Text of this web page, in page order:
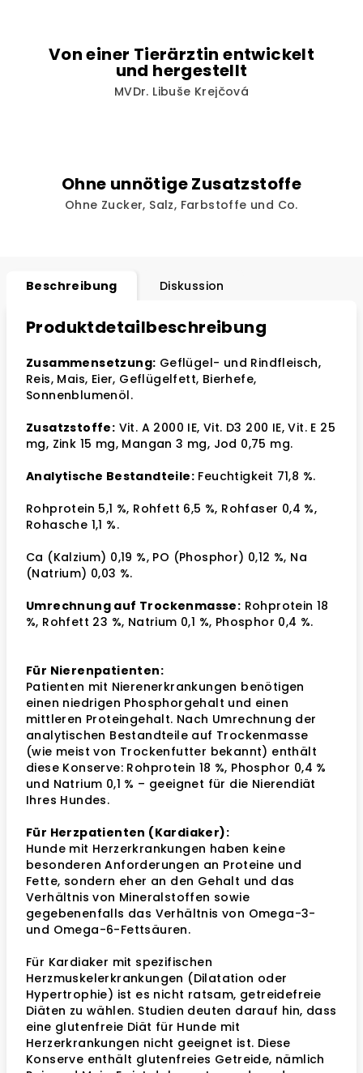
Von einer Tierärztin entwickelt
und hergestellt
MVDr. Libuše Krejčová
Ohne unnötige Zusatzstoffe
Ohne Zucker, Salz, Farbstoffe und Co.
Beschreibung Diskussion
Produktdetailbeschreibung
Zusammensetzung: Geflügel- und Rindfleisch,
Reis, Mais, Eier, Geflügelfett, Bierhefe,
Sonnenblumenöl.
Zusatzstoffe: Vit. A 2000 IE, Vit. D3 200 IE, Vit. E 25
mg, Zink 15 mg, Mangan 3 mg, Jod 0,75 mg.
Analytische Bestandteile: Feuchtigkeit 71,8 %.
Rohprotein 5,1 %, Rohfett 6,5 %, Rohfaser 0,4 %,
Rohasche 1,1 %.
Ca (Kalzium) 0,19 %, PO (Phosphor) 0,12 %, Na
(Natrium) 0,03 %.
Umrechnung auf Trockenmasse: Rohprotein 18
%, Rohfett 23 %, Natrium 0,1 %, Phosphor 0,4 %.
Für Nierenpatienten:
Patienten mit Nierenerkrankungen benötigen
einen niedrigen Phosphorgehalt und einen
mittleren Proteingehalt. Nach Umrechnung der
analytischen Bestandteile auf Trockenmasse
(wie meist von Trockenfutter bekannt) enthält
diese Konserve: Rohprotein 18 %, Phosphor 0,4 %
und Natrium 0,1 % – geeignet für die Nierendiät
Ihres Hundes.
Für Herzpatienten (Kardiaker):
Hunde mit Herzerkrankungen haben keine
besonderen Anforderungen an Proteine und
Fette, sondern eher an den Gehalt und das
Verhältnis von Mineralstoffen sowie
gegebenenfalls das Verhältnis von Omega-3-
und Omega-6-Fettsäuren.
Für Kardiaker mit spezifischen
Herzmuskelerkrankungen (Dilatation oder
Hypertrophie) ist es nicht ratsam, getreidefreie
Diäten zu wählen. Studien deuten darauf hin, dass
eine glutenfreie Diät für Hunde mit
Herzerkrankungen nicht geeignet ist. Diese
Konserve enthält glutenfreies Getreide, nämlich